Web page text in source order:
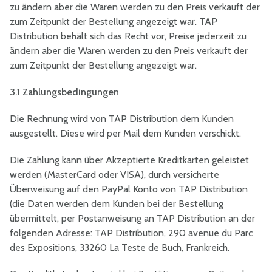
zu ändern aber die Waren werden zu den Preis verkauft der
zum Zeitpunkt der Bestellung angezeigt war. TAP
Distribution behält sich das Recht vor, Preise jederzeit zu
ändern aber die Waren werden zu den Preis verkauft der
zum Zeitpunkt der Bestellung angezeigt war.
3.1 Zahlungsbedingungen
Die Rechnung wird von TAP Distribution dem Kunden
ausgestellt. Diese wird per Mail dem Kunden verschickt.
Die Zahlung kann über Akzeptierte Kreditkarten geleistet
werden (MasterCard oder VISA), durch versicherte
Überweisung auf den PayPal Konto von TAP Distribution
(die Daten werden dem Kunden bei der Bestellung
übermittelt, per Postanweisung an TAP Distribution an der
folgenden Adresse: TAP Distribution, 290 avenue du Parc
des Expositions, 33260 La Teste de Buch, Frankreich.